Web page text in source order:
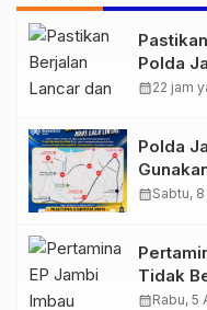
Polda
Berlapis
calendar_month22 jam
Polda
calendar_monthSabtu,
Tidak
Migas
calendar_monthRabu, 5